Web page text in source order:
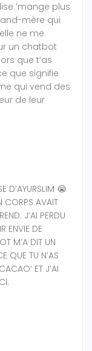
‘mange plus
mère qui
ne me
un chatbot
que t’as
que signifie
qui vend des
de leur
D’AYURSLIM 😭
CORPS AVAIT
J’AI PERDU
ENVIE DE
M’A DIT UN
QUE TU N’AS
ET J’AI